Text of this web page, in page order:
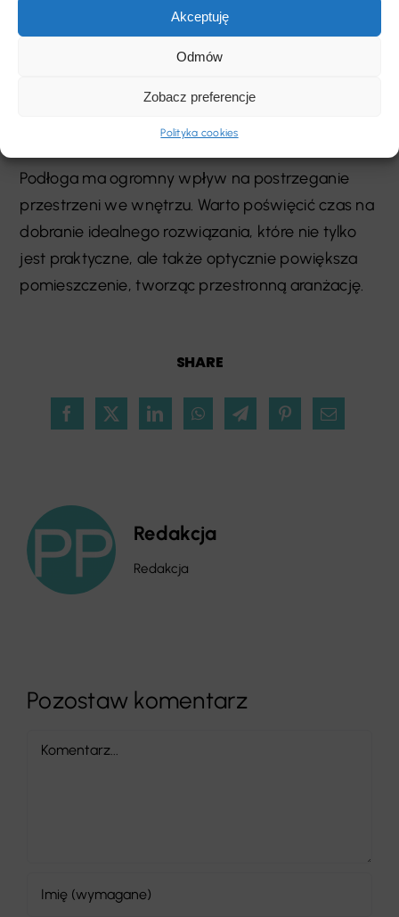
Akceptuję
Odmów
Zobacz preferencje
Polityka cookies
SHARE
lustrzane elementy– lustra zamontowane
sposób na zwiększenie wrażenia
Podłoga ma ogromny wpływ na postrzeganie
przestrzeni we wnętrzu. Warto poświęcić czas na
dobranie idealnego rozwiązania, które nie tylko
jest praktyczne, ale także optycznie powiększa
pomieszczenie, tworząc przestronną aranżację.
Redakcja
Redakcja
Pozostaw komentarz
Comment